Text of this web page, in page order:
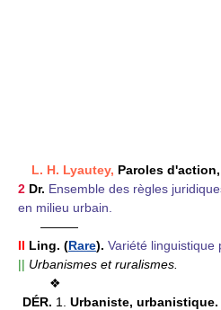
L. H. Lyautey, Paroles
2 Dr. Ensemble des règles
en milieu urbain.
———
II Ling. (Rare). Variété linguistique
|| Urbanismes et ruralismes.
❖
DÉR. 1. Urbaniste, urbanistique.